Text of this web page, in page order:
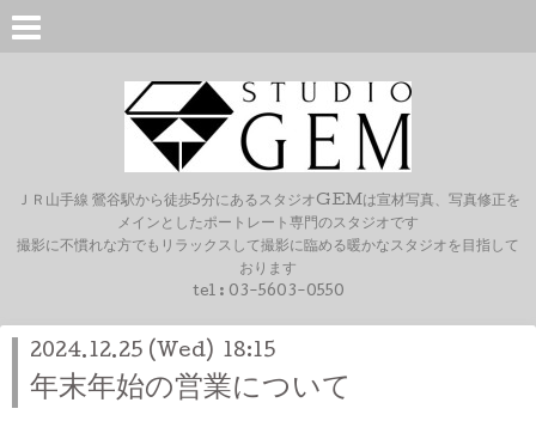
ＪＲ山手線 鶯谷駅から徒歩5分にあるスタジオGEMは宣材写真、写真修正を
メインとしたポートレート専門のスタジオです
撮影に不慣れな方でもリラックスして撮影に臨める暖かなスタジオを目指して
おります
tel : 03-5603-0550
2024.12.25 (Wed) 18:15
年末年始の営業について